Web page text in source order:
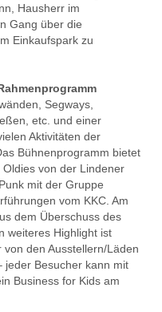
Hausherr im
Gang über die
Einkaufspark zu
Segways,
etc. und einer
Aktivitäten der
Bühnenprogramm bietet
von der Lindener
mit der Gruppe
vom KKC. Am
dem Überschuss des
weiteres Highlight ist
den Ausstellern/Läden
jeder Besucher kann mit
Business for Kids am